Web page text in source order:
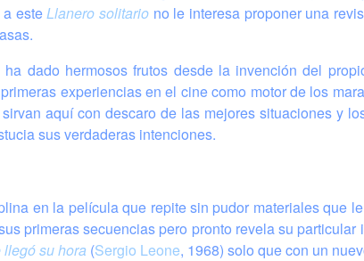
a esteLlanero solitario no le interesa proponer una
dado hermosos frutos desde la invención del
experiencias en el cine como motor de los
aquí con descaro de las mejores situaciones y
sus verdaderas intenciones.
en la película que repite sin pudor materiales que
primeras secuencias pero pronto revela su
su hora (Sergio Leone, 1968) solo que con un